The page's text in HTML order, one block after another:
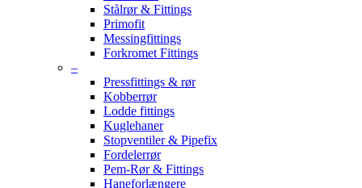
Stålrør & Fittings
Primofit
Messingfittings
Forkromet Fittings
–
Pressfittings & rør
Kobberrør
Lodde fittings
Kuglehaner
Stopventiler & Pipefix
Fordelerrør
Pem-Rør & Fittings
Haneforlængere